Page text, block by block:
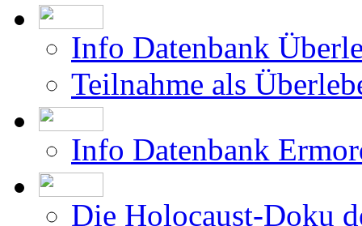
Info Datenbank
Teilnahme als
Info Datenbank
Die Holocaust-Doku